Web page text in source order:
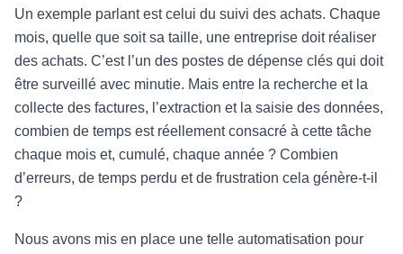
Un exemple parlant est celui du suivi des achats. Chaque
mois, quelle que soit sa taille, une entreprise doit réaliser
des achats. C’est l’un des postes de dépense clés qui doit
être surveillé avec minutie. Mais entre la recherche et la
collecte des factures, l’extraction et la saisie des données,
combien de temps est réellement consacré à cette tâche
chaque mois et, cumulé, chaque année ? Combien
d’erreurs, de temps perdu et de frustration cela génère-t-il
?
Nous avons mis en place une telle automatisation pour